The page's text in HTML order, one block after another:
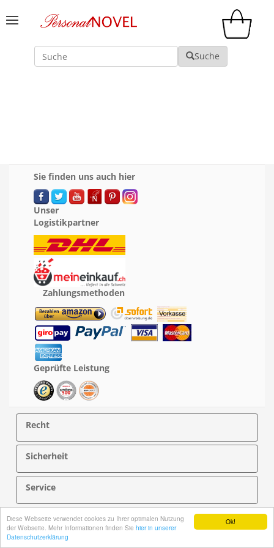
Ok!
Diese Webseite verwendet cookies zu Ihrer optimalen Nutzung
der Webseite. Mehr Informationen finden Sie hier in unserer
Datenschutzerklärung
Suche Suche
Sie finden uns auch hier
Unser
Logistikpartner
Zahlungsmethoden
Geprüfte Leistung
Recht
Sicherheit
Service
Über PersonalNOVEL